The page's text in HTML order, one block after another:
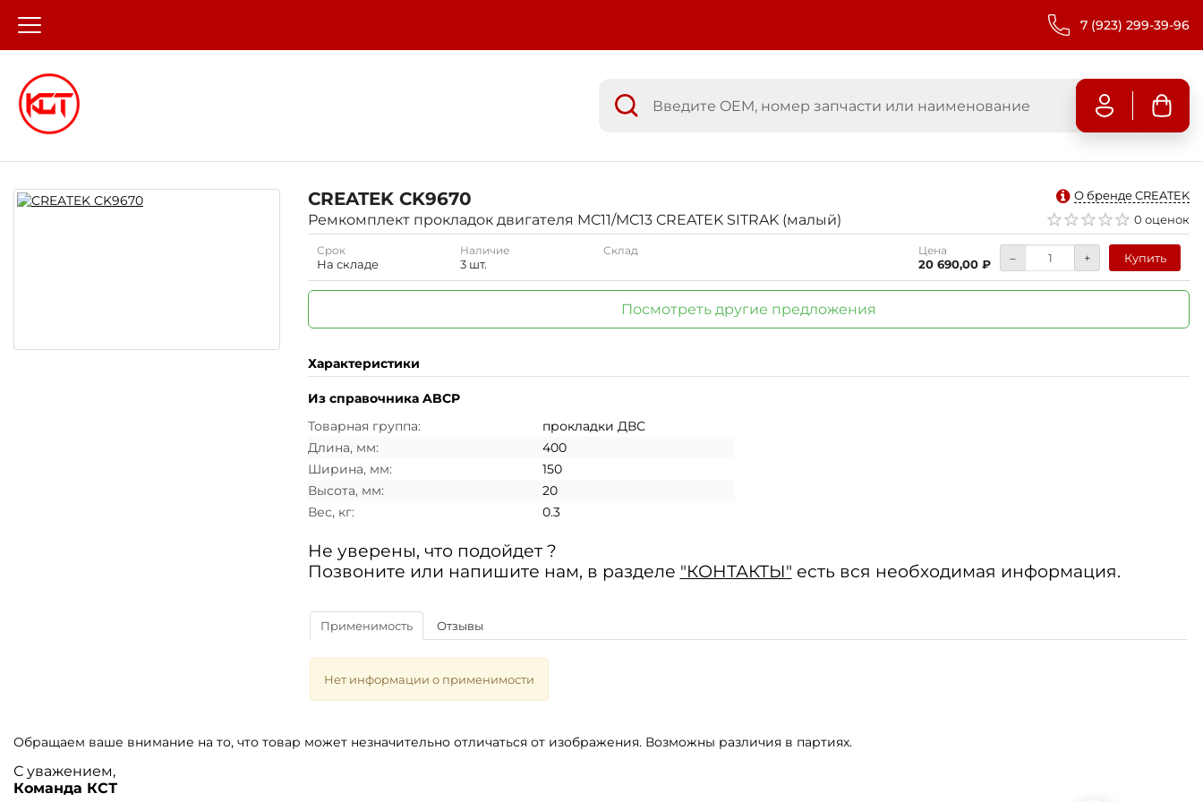
7 (923) 299-39-96
О бренде CREATEK
0 оценок
CREATEK CK9670
Ремкомплект прокладок двигателя MC11/MC13 CREATEK SITRAK (малый)
Срок
На складе
Наличие
3 шт.
Склад Цена
20 690,00 ₽ – + Купить
Посмотреть другие предложения
Характеристики
Из справочника ABCP
Товарная группа:
прокладки ДВС
Длина, мм:
400
Ширина, мм:
150
Высота, мм:
20
Вес, кг:
0.3
Не уверены, что подойдет ?
Позвоните или напишите нам, в разделе "КОНТАКТЫ" есть вся необходимая информация.
Применимость Отзывы
Нет информации о применимости
Обращаем ваше внимание на то, что товар может незначительно отличаться от изображения. Возможны различия в партиях.
С уважением,
Команда КСТ